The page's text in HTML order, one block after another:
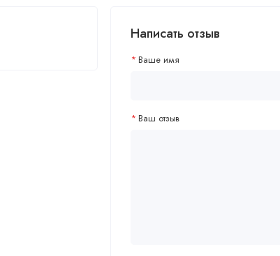
Написать отзыв
Ваше имя
Ваш отзыв